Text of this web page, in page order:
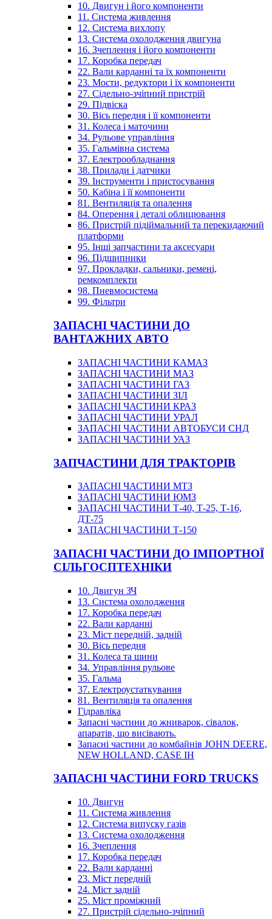
10. Двигун і його компоненти
11. Система живлення
12. Система вихлопу
13. Система охолодження двигуна
16. Зчеплення і його компоненти
17. Коробка передач
22. Вали карданні та їх компоненти
23. Мости, редуктори і їх компоненти
27. Сідельно-зчіпний пристрій
29. Підвіска
30. Вісь передня і її компоненти
31. Колеса і маточини
34. Рульове управління
35. Гальмівна система
37. Електрообладнання
38. Прилади і датчики
39. Інструменти і пристосування
50. Кабіна і її компоненти
81. Вентиляція та опалення
84. Оперення і деталі облицювання
86. Пристрій підіймальний та перекидаючий
платформи
95. Інші запчастини та аксесуари
96. Підшипники
97. Прокладки, сальники, ремені,
ремкомплекти
98. Пневмосистема
99. Фільтри
ЗАПАСНІ ЧАСТИНИ ДО
ВАНТАЖНИХ АВТО
ЗАПАСНІ ЧАСТИНИ КАМАЗ
ЗАПАСНІ ЧАСТИНИ МАЗ
ЗАПАСНІ ЧАСТИНИ ГАЗ
ЗАПАСНІ ЧАСТИНИ ЗІЛ
ЗАПАСНІ ЧАСТИНИ КРАЗ
ЗАПАСНІ ЧАСТИНИ УРАЛ
ЗАПАСНІ ЧАСТИНИ АВТОБУСИ СНД
ЗАПАСНІ ЧАСТИНИ УАЗ
ЗАПЧАСТИНИ ДЛЯ ТРАКТОРІВ
ЗАПАСНІ ЧАСТИНИ МТЗ
ЗАПАСНІ ЧАСТИНИ ЮМЗ
ЗАПАСНІ ЧАСТИНИ Т-40, Т-25, Т-16,
ДТ-75
ЗАПАСНІ ЧАСТИНИ Т-150
ЗАПАСНІ ЧАСТИНИ ДО ІМПОРТНОЇ
СІЛЬГОСПТЕХНІКИ
10. Двигун ЗЧ
13. Система охолодження
17. Коробка передач
22. Вали карданні
23. Міст передній, задній
30. Вісь передня
31. Колеса та шини
34. Управління рульове
35. Гальма
37. Електроустаткування
81. Вентиляція та опалення
Гідравліка
Запасні частини до жниварок, сівалок,
апаратів, що висівають.
Запасні частини до комбайнів JOHN DEERE,
NEW HOLLAND, CASE IH
ЗАПАСНІ ЧАСТИНИ FORD TRUCKS
10. Двигун
11. Система живлення
12. Система випуску газів
13. Система охолодження
16. Зчеплення
17. Коробка передач
22. Вали карданні
23. Міст передній
24. Міст задній
25. Міст проміжний
27. Пристрій сідельно-зчіпний